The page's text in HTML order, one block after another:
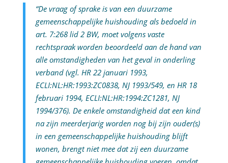
“De vraag of sprake is van een duurzame
gemeenschappelijke huishouding als bedoeld in
art. 7:268 lid 2 BW, moet volgens vaste
rechtspraak worden beoordeeld aan de hand van
alle omstandigheden van het geval in onderling
verband (vgl. HR 22 januari 1993,
ECLI:NL:HR:1993:ZC0838, NJ 1993/549, en HR 18
februari 1994, ECLI:NL:HR:1994:ZC1281, NJ
1994/376). De enkele omstandigheid dat een kind
na zijn meerderjarig worden nog bij zijn ouder(s)
in een gemeenschappelijke huishouding blijft
wonen, brengt niet mee dat zij een duurzame